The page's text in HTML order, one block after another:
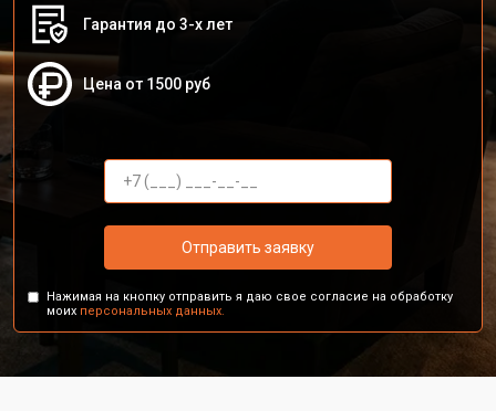
Гарантия до 3-х лет
Цена от 1500 руб
Отправить заявку
Нажимая на кнопку отправить я даю свое согласие на обработку
моих персональных данных.